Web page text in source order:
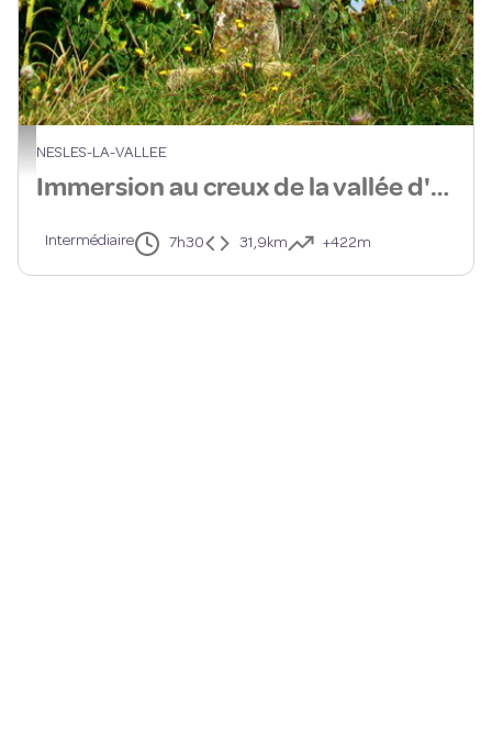
Croix des Friches à Nesles-la-vallée - CDEVO95
NESLES-LA-VALLEE
Immersion au creux de la vallée d'Epiais
Intermédiaire 7h30 31,9km +422m